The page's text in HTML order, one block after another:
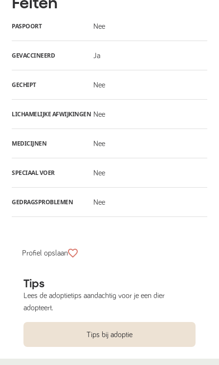
PASPOORT Nee
GEVACCINEERD Ja
GECHIPT Nee
LICHAMELIJKE AFWIJKINGEN Nee
MEDICIJNEN Nee
SPECIAAL VOER Nee
GEDRAGSPROBLEMEN Nee
Profiel opslaan
Tips
Lees de adoptietips aandachtig voor je een dier
adopteert.
Tips bij adoptie